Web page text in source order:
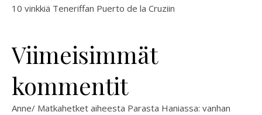
10 vinkkiä Teneriffan Puerto de la Cruziin
Viimeisimmät
kommentit
Anne/ Matkahetket aiheesta Parasta Haniassa: vanhan